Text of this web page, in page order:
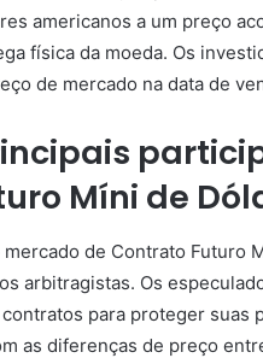
americanos a um preço
física da moeda. Os
de mercado na data de
Míni de
de Contrato Futuro
arbitragistas. Os
para proteger suas
as diferenças de preço